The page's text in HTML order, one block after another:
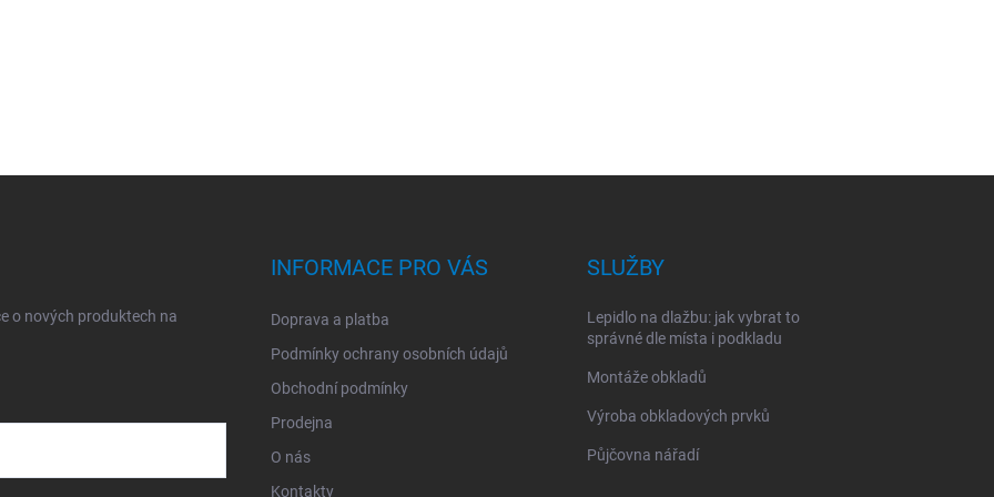
o nových produktech na
INFORMACE PRO VÁS
Doprava a platba
Podmínky ochrany osobních údajů
Obchodní podmínky
Prodejna
O nás
Kontakty
SLUŽBY
Lepidlo na dlažbu: jak vybrat to
správné dle místa i podkladu
Montáže obkladů
Výroba obkladových prvků
Půjčovna nářadí